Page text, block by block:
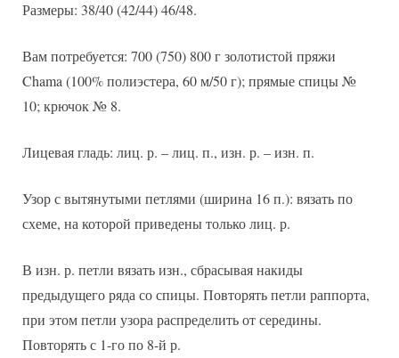
Размеры: 38/40 (42/44) 46/48.
Вам потребуется: 700 (750) 800 г золотистой пряжи
Chama (100% полиэстера, 60 м/50 г); прямые спицы №
10; крючок № 8.
Лицевая гладь: лиц. р. – лиц. п., изн. р. – изн. п.
Узор с вытянутыми петлями (ширина 16 п.): вязать по
схеме, на которой приведены только лиц. р.
В изн. р. петли вязать изн., сбрасывая накиды
предыдущего ряда со спицы. Повторять петли раппорта,
при этом петли узора распределить от середины.
Повторять с 1-го по 8-й р.